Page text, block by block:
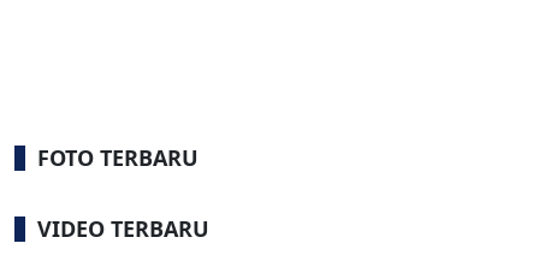
FOTO TERBARU
VIDEO TERBARU